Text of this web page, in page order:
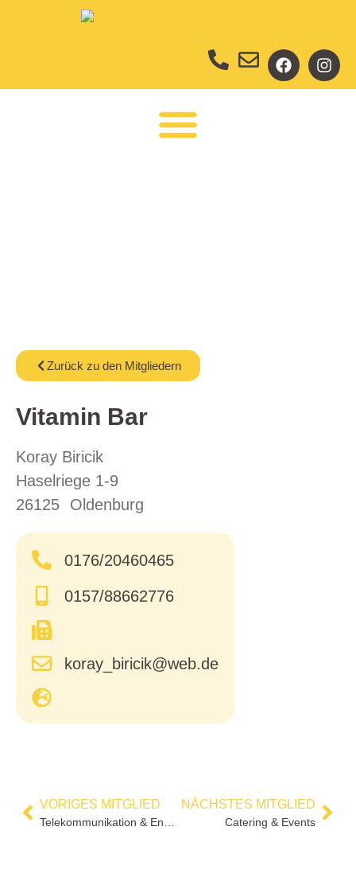
Zurück zu den Mitgliedern
Vitamin Bar
Koray Biricik
Haselriege 1-9
26125
Oldenburg
0176/20460465
0157/88662776
koray_biricik@web.de
VORIGES MITGLIED NÄCHSTES MITGLIED
Catering & Events